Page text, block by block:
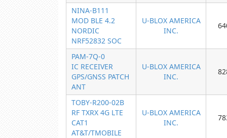
NINA-B111
MOD BLE 4.2
NORDIC
NRF52832 SOC
U-BLOX AMERICA
INC.
PAM-7Q-0
IC RECEIVER
GPS/GNSS PATCH
ANT
U-BLOX AMERICA
INC.
TOBY-R200-02B
RF TXRX 4G LTE
CAT1
AT&T/TMOBILE
U-BLOX AMERICA
INC.